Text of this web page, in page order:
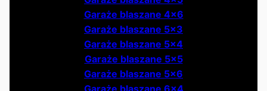
Garaże blaszane 4x6
Garaże blaszane 5x3
Garaże blaszane 5x4
Garaże blaszane 5x5
Garaże blaszane 5x6
Garaże blaszane 6x4